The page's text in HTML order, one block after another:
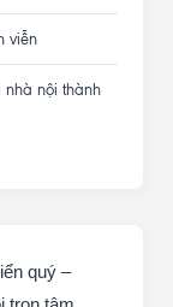
viễn
nội thành
quý –